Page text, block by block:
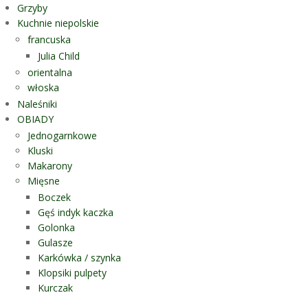
Grzyby
Kuchnie niepolskie
francuska
Julia Child
orientalna
włoska
Naleśniki
OBIADY
Jednogarnkowe
Kluski
Makarony
Mięsne
Boczek
Gęś indyk kaczka
Golonka
Gulasze
Karkówka / szynka
Klopsiki pulpety
Kurczak